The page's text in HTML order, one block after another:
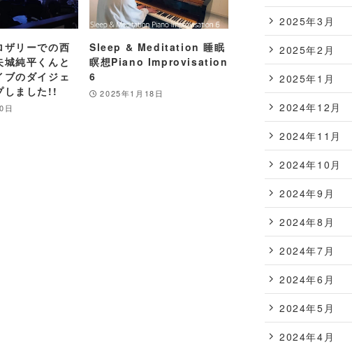
ザリーでの西
純平くんと
ブのダイジェ
しました!!
日
Sleep & Meditation 睡眠
瞑想Piano Improvisation
6
2025年1月18日
2025年3月
2025年2月
2025年1月
2024年12月
2024年11月
2024年10月
2024年9月
2024年8月
2024年7月
2024年6月
2024年5月
2024年4月